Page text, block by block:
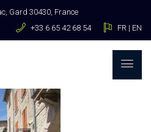
Gard 30430, France
+33 6 65 42 68 54
FR | EN